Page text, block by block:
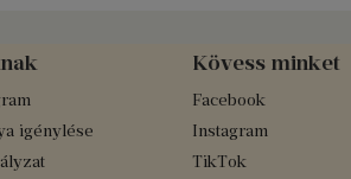
igénylése
Kövess minket
Facebook
Instagram
TikTok